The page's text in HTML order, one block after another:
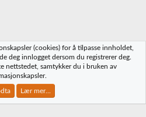
Personvernregler
2023 XenForo Ltd.
(cookies) for å tilpasse innholdet,
deg innlogget dersom du registrerer deg.
nettstedet, samtykker du i bruken av
Lær mer...